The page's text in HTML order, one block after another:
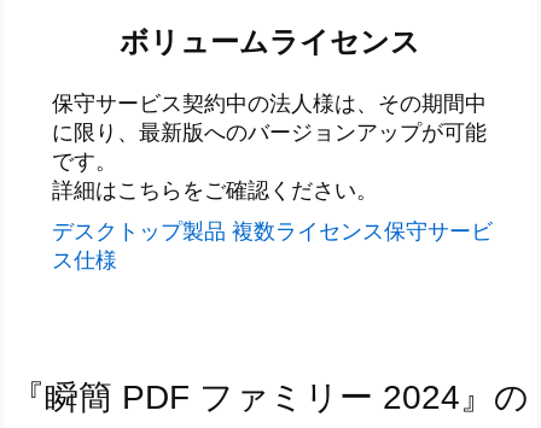
ボリュームライセンス
保守サービス契約中の法人様は、その期間中
に限り、最新版へのバージョンアップが可能
です。
詳細はこちらをご確認ください。
デスクトップ製品 複数ライセンス保守サービ
ス仕様
『瞬簡 PDF ファミリー 2024』の